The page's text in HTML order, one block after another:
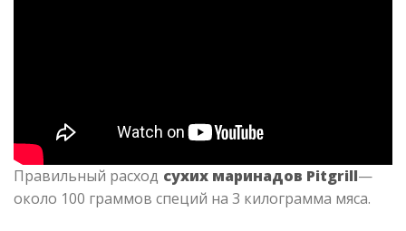
Правильный расход сухих маринадов Pitgrill—
около 100 граммов специй на 3 килограмма мяса.